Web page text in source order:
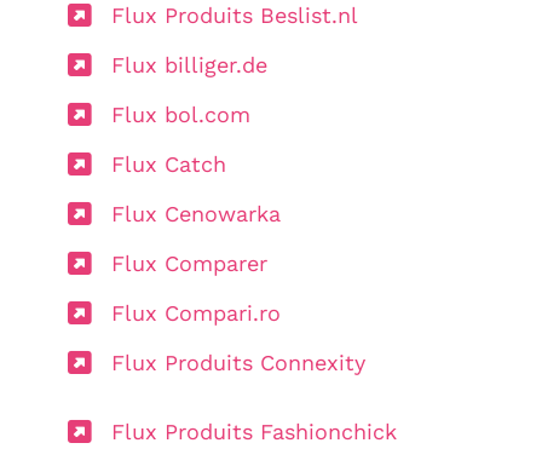
Flux Produits Beslist.nl
Flux billiger.de
Flux bol.com
Flux Catch
Flux Cenowarka
Flux Comparer
Flux Compari.ro
Flux Produits Connexity
Flux Produits Fashionchick